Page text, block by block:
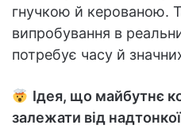
гнучкою й керованою.
випробування в
потребує часу й
Ідея, що майбутнє
залежати від